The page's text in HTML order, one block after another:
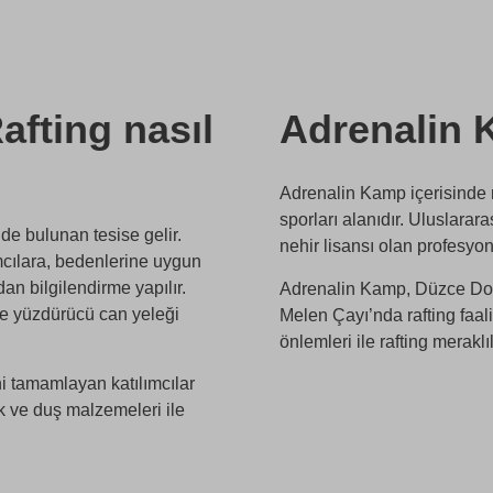
nasıl
bulunan tesise gelir.
bedenlerine uygun
bilgilendirme yapılır.
yüzdürücü can yeleği
katılımcılar
ve duş malzemeleri ile
Adrenalin
Adrenalin Kamp içerisinde
sporları alanıdır.
nehir lisansı olan
Adrenalin Kamp, Düzce
Melen Çayı’nda rafting
önlemleri ile rafting